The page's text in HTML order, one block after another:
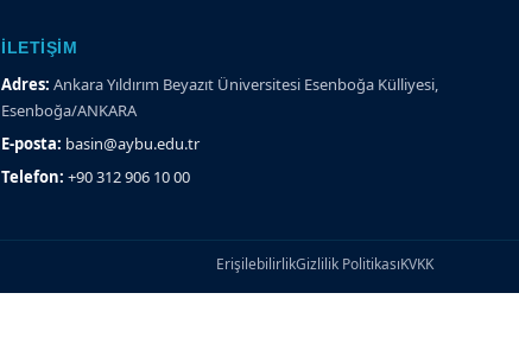
İLETIŞIM
Adres: Ankara Yıldırım Beyazıt Üniversitesi Esenboğa Külliyesi,
Esenboğa/ANKARA
E-posta: basin@aybu.edu.tr
Telefon: +90 312 906 10 00
ErişilebilirlikGizlilik PolitikasıKVKK